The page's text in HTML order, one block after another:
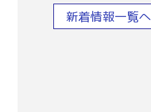
新着情報一覧へ